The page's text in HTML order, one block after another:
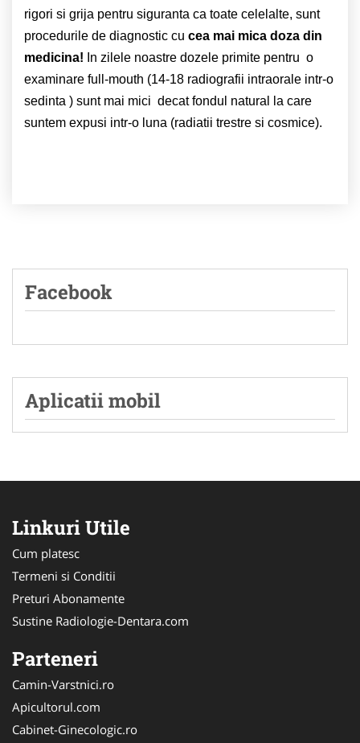
rigori si grija pentru siguranta ca toate celelalte, sunt
procedurile de diagnostic cu cea mai mica doza din
medicina! In zilele noastre dozele primite pentru o
examinare full-mouth (14-18 radiografii intraorale intr-o
sedinta ) sunt mai mici decat fondul natural la care
suntem expusi intr-o luna (radiatii trestre si cosmice).
Facebook
Aplicatii mobil
Linkuri Utile
Cum platesc
Termeni si Conditii
Preturi Abonamente
Sustine Radiologie-Dentara.com
Parteneri
Camin-Varstnici.ro
Apicultorul.com
Cabinet-Ginecologic.ro